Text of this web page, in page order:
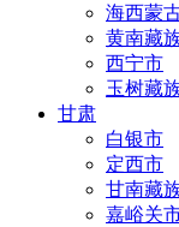
海西蒙
黄南藏
西宁市
玉树藏
甘肃
白银市
定西市
甘南藏
嘉峪关